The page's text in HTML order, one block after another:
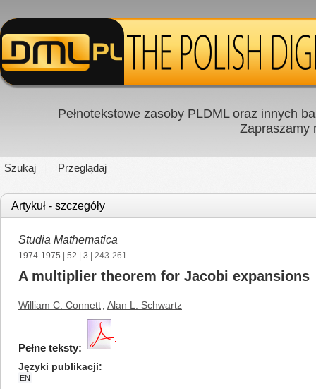
Pełnotekstowe zasoby PLDML oraz innych
Zapraszamy
Szukaj Przeglądaj
Artykuł - szczegóły
Studia Mathematica
1974-1975 52 3 | 243-261
A multiplier theorem for Jacobi expansions
William C. Connett Alan L. Schwartz
Pełne teksty:
Języki publikacji
EN